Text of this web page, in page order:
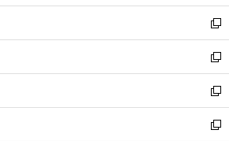
ウ
ィ
ン
ド
ウ
で
開
く
し
い
ウ
ィ
ン
ド
ウ
で
新
し
い
ウ
ィ
ン
ド
新
し
い
ウ
ィ
新
し
い
新